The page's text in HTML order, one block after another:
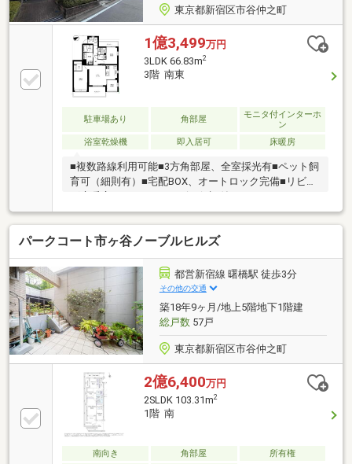
東京都新宿区市谷仲之町
1億3,499万円
3LDK 66.83m2
3階 南東
駐車場あり 角部屋
モニタ付インターホ
ン
浴室乾燥機
即入居可 床暖房
■複数路線利用可能■3方角部屋、全室採光有■ペット飼
育可（細則有）■宅配BOX、オートロック完備■リビン
グ床暖房■アフターサービス保証付ーーーーーーーー
ーーーーーーー◎頭金０円から購入可能◎FPによるラ
イフプランのシミュレーション診断◎その他希望に合
う物件（未公開含む）のご提案弊社は不動産総合企業
です。お客さまに寄り添ったサービスを心がけていま
す。それぞれのご家族にあう価値をご提案をいたしま
す。まずはお気軽に現地をご覧下さいませ。物件の確
認事項、ご見学希望のお客様は下記番号までご連絡下
さい。お問合せ先：0120-127-511いつでもお待ちして
おります。
パークコート市ヶ谷ノーブルヒルズ
都営新宿線 曙橋駅 徒歩3分
その他の交通
築18年9ヶ月/地上5階地下1階建
総戸数57戸
東京都新宿区市谷仲之町
2億6,400万円
2SLDK 103.31m2
1階 南
南向き 角部屋
所有権